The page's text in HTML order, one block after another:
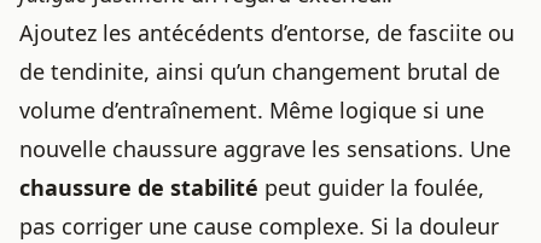
Ajoutez les antécédents d’entorse, de fasciite ou
de tendinite, ainsi qu’un changement brutal de
volume d’entraînement. Même logique si une
nouvelle chaussure aggrave les sensations. Une
chaussure de stabilité peut guider la foulée,
pas corriger une cause complexe. Si la douleur